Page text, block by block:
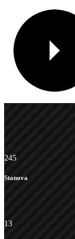
245
Stanova
13